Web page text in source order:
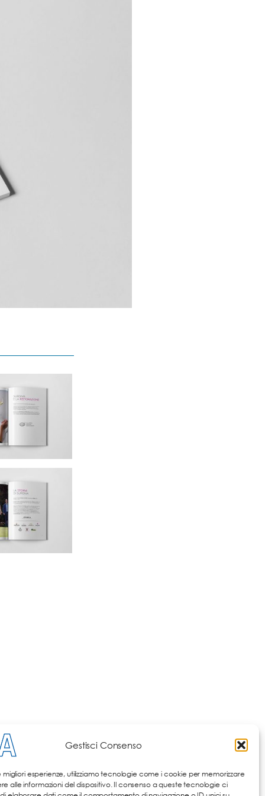
Gestisci Consenso
migliori esperienze, utilizziamo tecnologie come i cookie per memorizzare
alle informazioni del dispositivo. Il consenso a queste tecnologie ci